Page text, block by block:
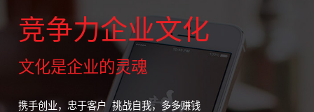
竞争力企业文化
文化是企业的灵魂
携手创业，忠于客户 挑战自我，多多赚钱